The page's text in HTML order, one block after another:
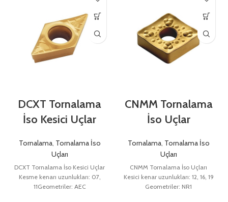
DCXT Tornalama
İso Kesici Uçlar
Tornalama, Tornalama İso
Uçları
DCXT Tornalama İso Kesici Uçlar
Kesme kenarı uzunlukları: 07,
11Geometriler: AEC
CNMM Tornalama
İso Uçlar
Tornalama, Tornalama İso
Uçları
CNMM Tornalama İso Uçları
Kesici kenar uzunlukları: 12, 16, 19
Geometriler: NR1